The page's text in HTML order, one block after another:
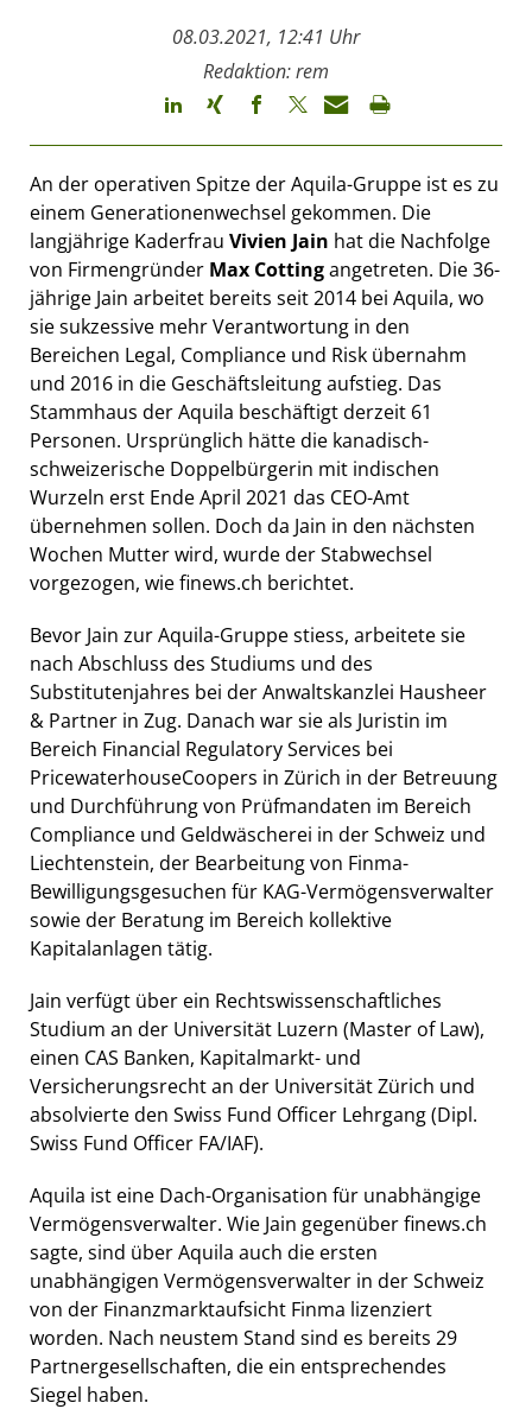
08.03.2021, 12:41 Uhr
Redaktion: rem
An der operativen Spitze der Aquila-Gruppe ist es zu
einem Generationenwechsel gekommen. Die
langjährige Kaderfrau Vivien Jain hat die Nachfolge
von Firmengründer Max Cottingangetreten. Die 36-
jährige Jain arbeitet bereits seit 2014 bei Aquila, wo
sie sukzessive mehr Verantwortung in den
Bereichen Legal, Compliance und Risk übernahm
und 2016 in die Geschäftsleitung aufstieg. Das
Stammhaus der Aquila beschäftigt derzeit 61
Personen. Ursprünglich hätte die kanadisch-
schweizerische Doppelbürgerin mit indischen
Wurzeln erst Ende April 2021 das CEO-Amt
übernehmen sollen. Doch da Jain in den nächsten
Wochen Mutter wird, wurde der Stabwechsel
vorgezogen, wie finews.ch berichtet.
Bevor Jain zur Aquila-Gruppe stiess, arbeitete sie
nach Abschluss des Studiums und des
Substitutenjahres bei der Anwaltskanzlei Hausheer
& Partner in Zug. Danach war sie als Juristin im
Bereich Financial Regulatory Services bei
PricewaterhouseCoopers in Zürich in der Betreuung
und Durchführung von Prüfmandaten im Bereich
Compliance und Geldwäscherei in der Schweiz und
Liechtenstein, der Bearbeitung von Finma-
Bewilligungsgesuchen für KAG-Vermögensverwalter
sowie der Beratung im Bereich kollektive
Kapitalanlagen tätig.
Jain verfügt über ein Rechtswissenschaftliches
Studium an der Universität Luzern (Master of Law),
einen CAS Banken, Kapitalmarkt- und
Versicherungsrecht an der Universität Zürich und
absolvierte den Swiss Fund Officer Lehrgang (Dipl.
Swiss Fund Officer FA/IAF).
Aquila ist eine Dach-Organisation für unabhängige
Vermögensverwalter. Wie Jain gegenüber finews.ch
sagte, sind über Aquila auch die ersten
unabhängigen Vermögensverwalter in der Schweiz
von der Finanzmarktaufsicht Finma lizenziert
worden. Nach neustem Stand sind es bereits 29
Partnergesellschaften, die ein entsprechendes
Siegel haben.